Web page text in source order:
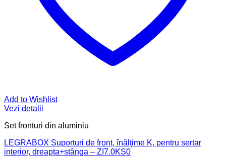
Add to Wishlist
Vezi detalii
Set fronturi din aluminiu
LEGRABOX Suporturi de front, înălţime K, pentru sertar
interior, dreapta+stânga – ZI7.0KS0